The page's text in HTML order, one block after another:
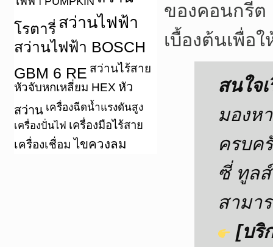
โรตารี่ สว่านไฟฟ้า
สว่านไฟฟ้า BOSCH
GBM 6 RE สว่านไร้สาย
หัวจับหกเหลี่ยม HEX หัว
สว่าน เครื่องฉีดน้ำแรงดันสูง
เครื่องปั่นไฟ เครื่องมือไร้สาย
เครื่องเชื่อม ไขควงลม
ของคอนกรีต
เบื้องต้นเพื่อ
สนใจ
มองห
ครบค
ซี่ ทูลส์
สามา
[บริ